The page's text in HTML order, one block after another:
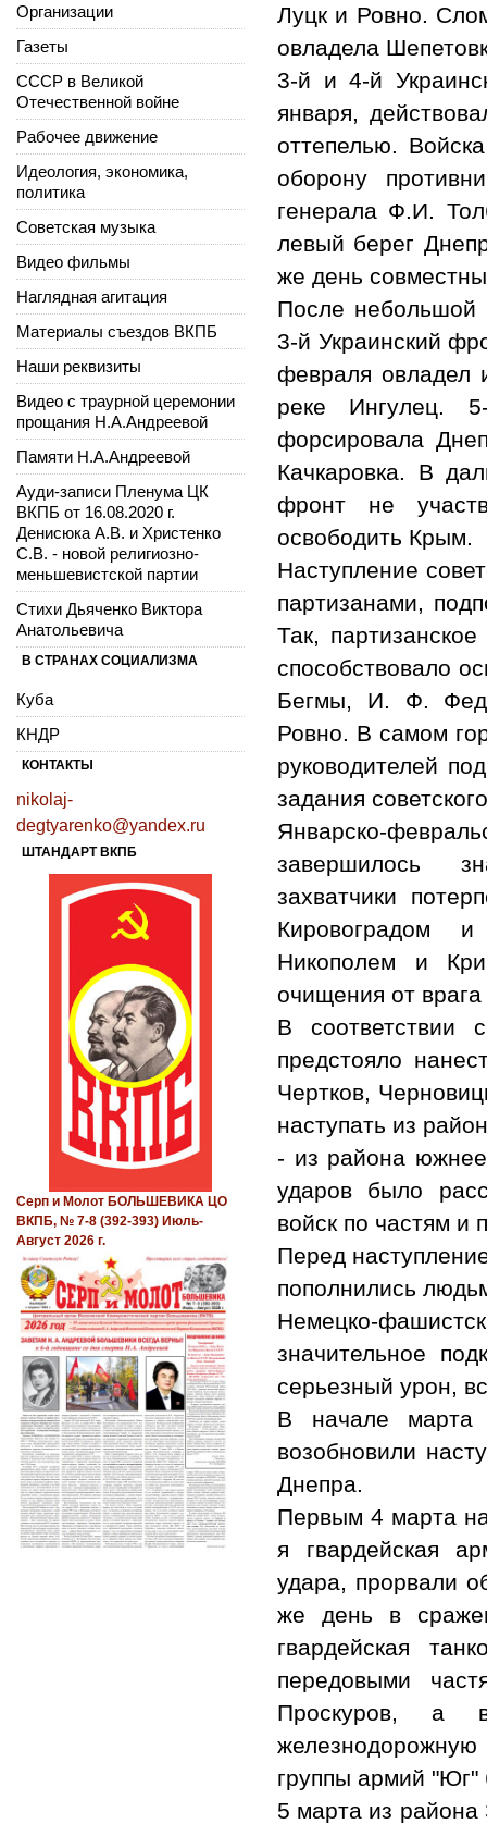
Луцк и Ровно.
овладела
3-й и 4-й
января,
оттепелью.
оборону
генерала Ф.И.
левый берег
же день
После небольшой
3-й Украинский
февраля
реке Ингулец.
форсировала
Качкаровка. В
фронт не
освободить Крым.
Наступление
партизанами,
Так,
способствовало
Бегмы, И. Ф.
Ровно. В самом
руководителей
задания
Январско-
завершилось
захватчики
Кировоградом
Никополем и
очищения от
В соответствии
предстояло
Чертков,
наступать из
- из района
ударов было
войск по частям
Перед
пополнились
Немецко-
значительное
серьезный урон,
В начале марта
возобновили
Днепра.
Первым 4 марта
я гвардейская
удара, прорвали
же день в
гвардейская
передовыми
Проскуров, а
группы армий "Юг"
5 марта из
Организации
Газеты
СССР в Великой
Отечественной войне
Рабочее движение
Идеология, экономика,
политика
Советская музыка
Видео фильмы
Наглядная агитация
Материалы съездов ВКПБ
Наши реквизиты
Видео с траурной церемонии
прощания Н.А.Андреевой
Памяти Н.А.Андреевой
Ауди-записи Пленума ЦК
ВКПБ от 16.08.2020 г.
Денисюка А.В. и Христенко
С.В. - новой религиозно-
меньшевистской партии
Стихи Дьяченко Виктора
Анатольевича
В СТРАНАХ СОЦИАЛИЗМА
Куба
КНДР
КОНТАКТЫ
nikolaj-
degtyarenko@yandex.ru
ШТАНДАРТ ВКПБ
Серп и Молот БОЛЬШЕВИКА ЦО
ВКПБ, № 7-8 (392-393) Июль-
Август 2026 г.